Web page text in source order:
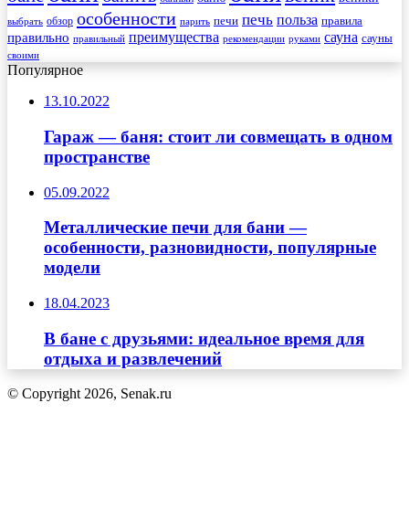
выбрать обзор особенности парить печи печь польза правила
правильно правильный преимущества рекомендации руками сауна сауны
своими
Популярное
13.10.2022
Гараж — баня: стоит ли совмещать в одном
пространстве
05.09.2022
Металлические печи для бани —
особенности, разновидности, популярные
модели
18.04.2023
В бане с друзьями: идеальное время для
отдыха и развлечений
© Copyright 2026, Senak.ru